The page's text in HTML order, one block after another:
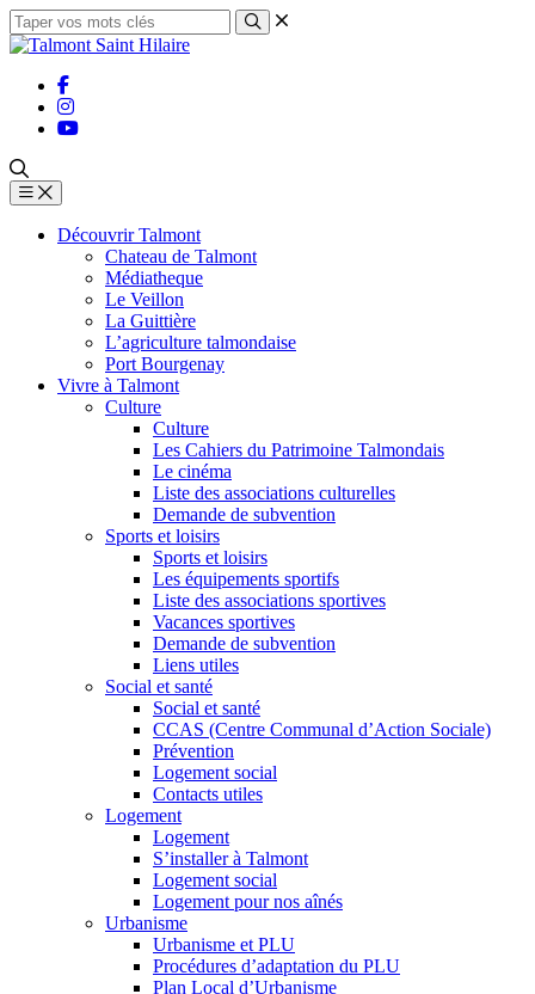
Découvrir Talmont
Chateau de Talmont
Médiatheque
Le Veillon
La Guittière
L’agriculture talmondaise
Port Bourgenay
Vivre à Talmont
Culture
Culture
Les Cahiers du Patrimoine Talmondais
Le cinéma
Liste des associations culturelles
Demande de subvention
Sports et loisirs
Sports et loisirs
Les équipements sportifs
Liste des associations sportives
Vacances sportives
Demande de subvention
Liens utiles
Social et santé
Social et santé
CCAS (Centre Communal d’Action Sociale)
Prévention
Logement social
Contacts utiles
Logement
Logement
S’installer à Talmont
Logement social
Logement pour nos aînés
Urbanisme
Urbanisme et PLU
Procédures d’adaptation du PLU
Plan Local d’Urbanisme